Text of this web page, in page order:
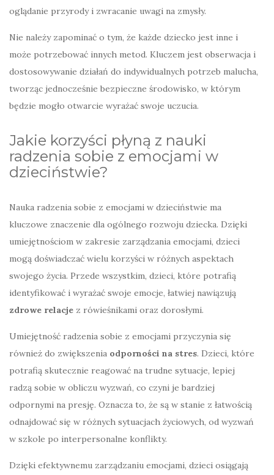
oglądanie przyrody i zwracanie uwagi na zmysły.
Nie należy zapominać o tym, że każde dziecko jest inne i
może potrzebować innych metod. Kluczem jest obserwacja i
dostosowywanie działań do indywidualnych potrzeb malucha,
tworząc jednocześnie bezpieczne środowisko, w którym
będzie mogło otwarcie wyrażać swoje uczucia.
Jakie korzyści płyną z nauki
radzenia sobie z emocjami w
dzieciństwie?
Nauka radzenia sobie z emocjami w dzieciństwie ma
kluczowe znaczenie dla ogólnego rozwoju dziecka. Dzięki
umiejętnościom w zakresie zarządzania emocjami, dzieci
mogą doświadczać wielu korzyści w różnych aspektach
swojego życia. Przede wszystkim, dzieci, które potrafią
identyfikować i wyrażać swoje emocje, łatwiej nawiązują
zdrowe relacje z rówieśnikami oraz dorosłymi.
Umiejętność radzenia sobie z emocjami przyczynia się
również do zwiększenia odporności na stres. Dzieci, które
potrafią skutecznie reagować na trudne sytuacje, lepiej
radzą sobie w obliczu wyzwań, co czyni je bardziej
odpornymi na presję. Oznacza to, że są w stanie z łatwością
odnajdować się w różnych sytuacjach życiowych, od wyzwań
w szkole po interpersonalne konflikty.
Dzięki efektywnemu zarządzaniu emocjami, dzieci osiągają